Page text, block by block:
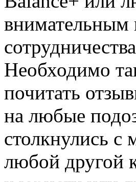
внимательным
Необходимо
почитать
на любые
столкнулись
любой другой